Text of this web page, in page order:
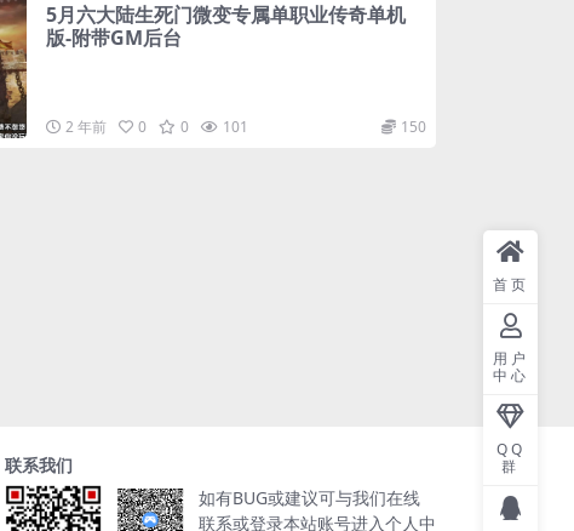
5月六大陆生死门微变专属单职业传奇单机
版-附带GM后台
2 年前 0 0 101 150
联系我们
如有BUG或建议可与我们在线
联系或登录本站账号进入个人中
首页
用户
中心
QQ
群